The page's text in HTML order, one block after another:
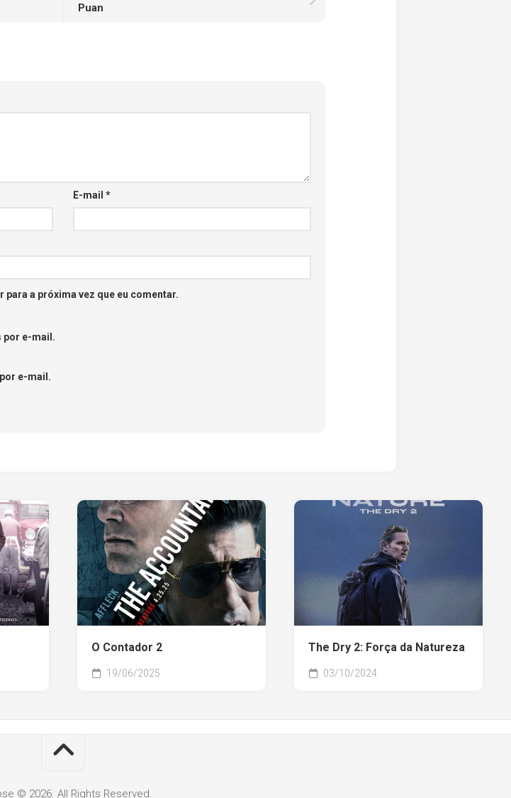
Puan
E-mail *
a próxima vez que eu comentar.
por e-mail.
e-mail.
O Contador 2
19/06/2025
The Dry 2: Força da Natureza
03/10/2024
© 2026. All Rights Reserved.